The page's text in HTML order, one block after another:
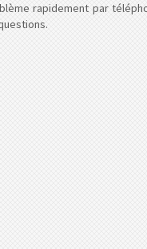
rapidement par